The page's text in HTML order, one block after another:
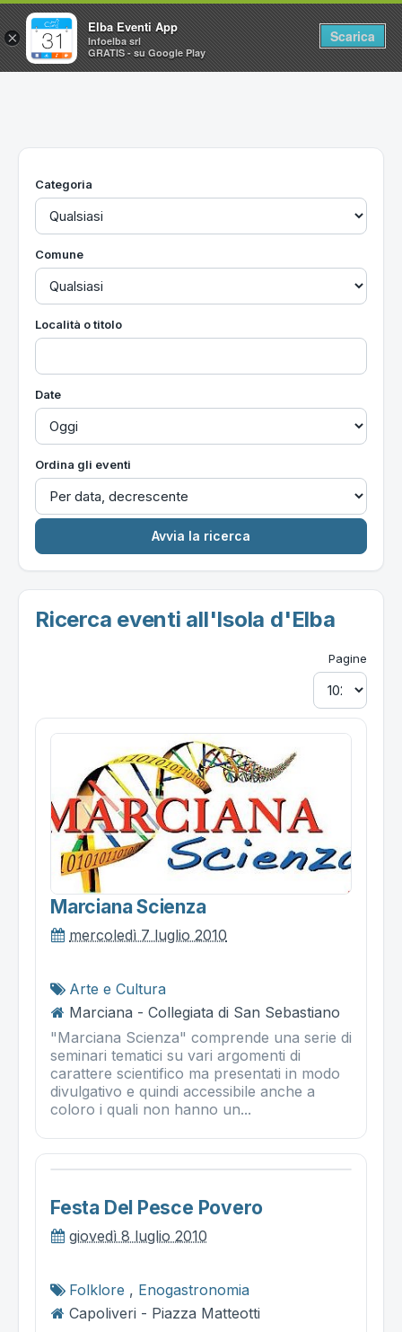
Home
Utilità
Categoria
Comune
Località o titolo
Date
Ordina gli eventi
Ricerca eventi all'Isola d'Elba
Pagine
Marciana Scienza
mercoledì 7 luglio 2010
Arte e Cultura
Marciana - Collegiata di San Sebastiano
"Marciana Scienza" comprende una serie di
seminari tematici su vari argomenti di
carattere scientifico ma presentati in modo
divulgativo e quindi accessibile anche a
coloro i quali non hanno un...
Festa Del Pesce Povero
giovedì 8 luglio 2010
Folklore , Enogastronomia
Capoliveri - Piazza Matteotti
×
Elba Eventi App
Infoelba srl
GRATIS - su Google Play
Scarica